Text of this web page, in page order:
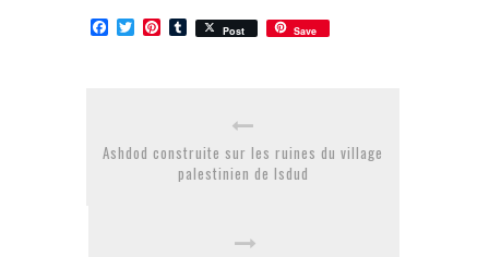
Facebook
TwitterPinterest
Tumblr
Post Save
Ashdod construite sur les ruines du village
palestinien de Isdud